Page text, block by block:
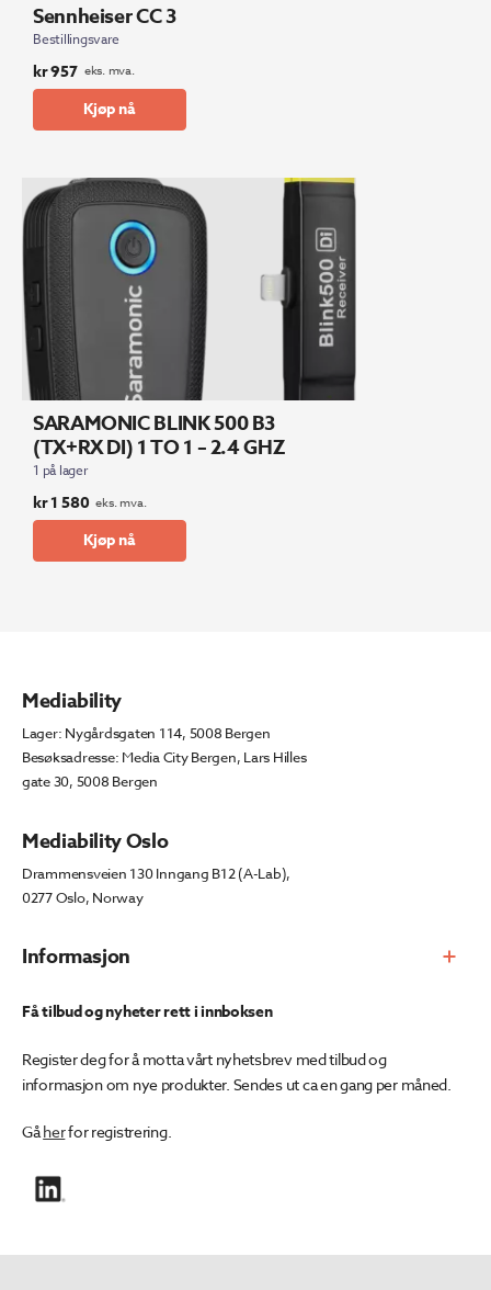
Sennheiser CC 3
Bestillingsvare
kr957 eks. mva.
Kjøp nå
SARAMONIC BLINK 500 B3
(TX+RX DI) 1 TO 1 – 2.4 GHZ
1 på lager
kr1 580 eks. mva.
Kjøp nå
Informasjon
Mediability
Lager: Nygårdsgaten 114, 5008 Bergen
Besøksadresse: Media City Bergen, Lars Hilles
gate 30, 5008 Bergen
Mediability Oslo
Drammensveien 130 Inngang B12 (A-Lab),
0277 Oslo, Norway
Få tilbud og nyheter rett i innboksen
Register deg for å motta vårt nyhetsbrev med tilbud og
informasjon om nye produkter. Sendes ut ca en gang per måned.
Gåherfor registrering.